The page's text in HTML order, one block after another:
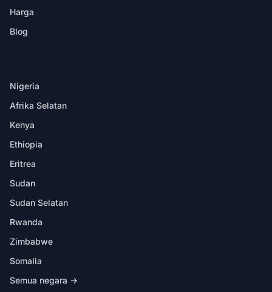
Harga
Blog
Nigeria
Afrika Selatan
Kenya
Ethiopia
Eritrea
Sudan
Sudan Selatan
Rwanda
Zimbabwe
Somalia
Semua negara →